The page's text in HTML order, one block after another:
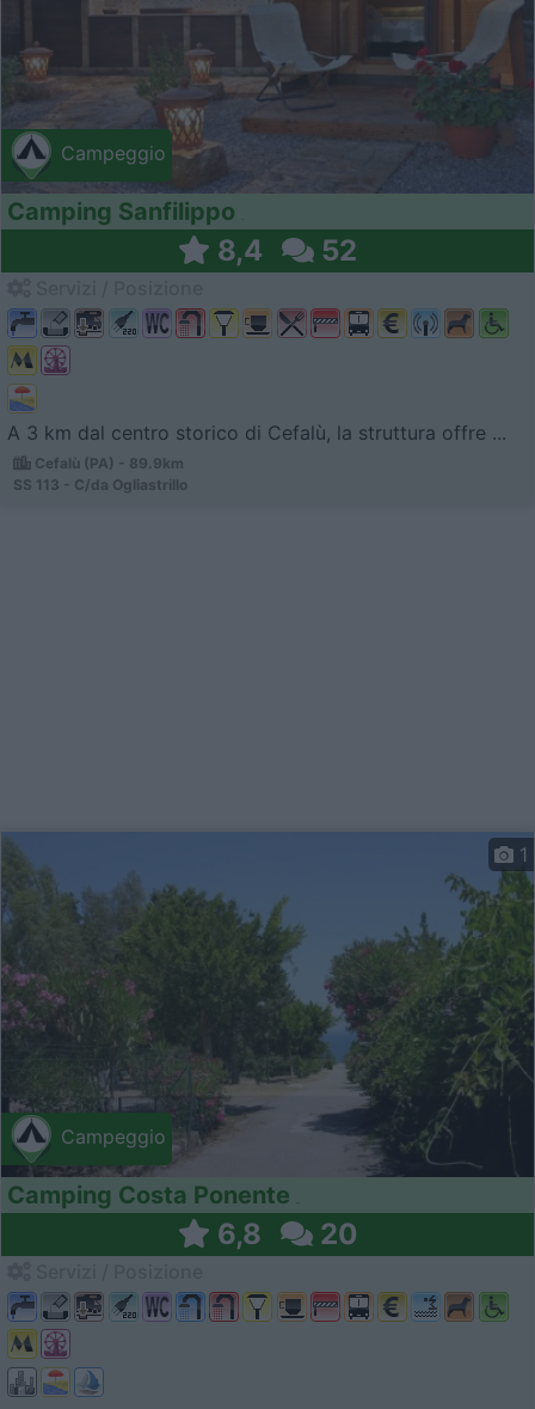
Campeggio
Camping Sanfilippo
8,4 52
A 3 km dal centro storico di Cefalù, la struttura offre ...
Cefalù (PA) - 89.9km
SS 113 - C/da Ogliastrillo
Campeggio
1
Camping Costa Ponente
6,8 20